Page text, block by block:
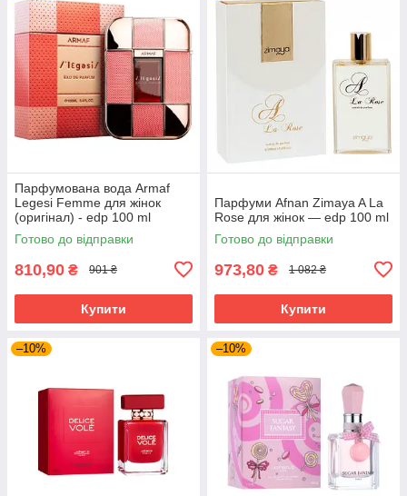
Парфумована вода Armaf
Legesi Femme для жінок
(оригінал) - edp 100 ml
Готово до відправки
810,90 ₴ 901 ₴
Купити
Парфуми Afnan Zimaya A La
Rose для жінок — edp 100 ml
Готово до відправки
973,80 ₴ 1 082 ₴
Купити
–10% –10%